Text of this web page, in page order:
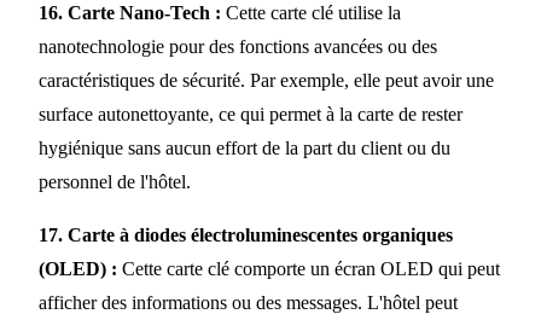
16. Carte Nano-Tech : Cette carte clé utilise la
nanotechnologie pour des fonctions avancées ou des
caractéristiques de sécurité. Par exemple, elle peut avoir une
surface autonettoyante, ce qui permet à la carte de rester
hygiénique sans aucun effort de la part du client ou du
personnel de l'hôtel.
17. Carte à diodes électroluminescentes organiques
(OLED) : Cette carte clé comporte un écran OLED qui peut
afficher des informations ou des messages. L'hôtel peut